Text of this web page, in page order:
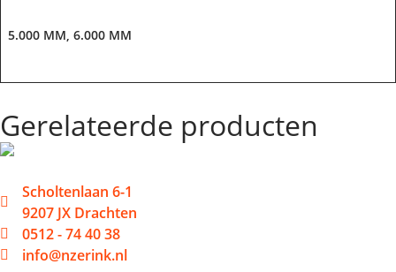
5.000 MM, 6.000 MM
Gerelateerde producten
Scholtenlaan 6-1
9207 JX Drachten
0512 - 74 40 38
info@nzerink.nl